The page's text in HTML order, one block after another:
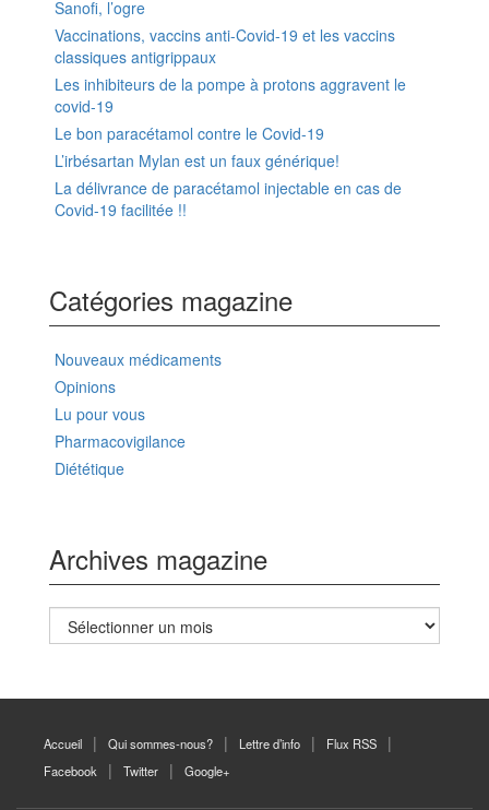
Sanofi, l’ogre
Vaccinations, vaccins anti-Covid-19 et les vaccins
classiques antigrippaux
Les inhibiteurs de la pompe à protons aggravent le
covid-19
Le bon paracétamol contre le Covid-19
L’irbésartan Mylan est un faux générique!
La délivrance de paracétamol injectable en cas de
Covid-19 facilitée !!
Catégories magazine
Nouveaux médicaments
Opinions
Lu pour vous
Pharmacovigilance
Diététique
Archives magazine
Archives
magazine
Accueil Qui sommes-nous? Lettre d’info
Flux RSS
Facebook
Twitter Google+